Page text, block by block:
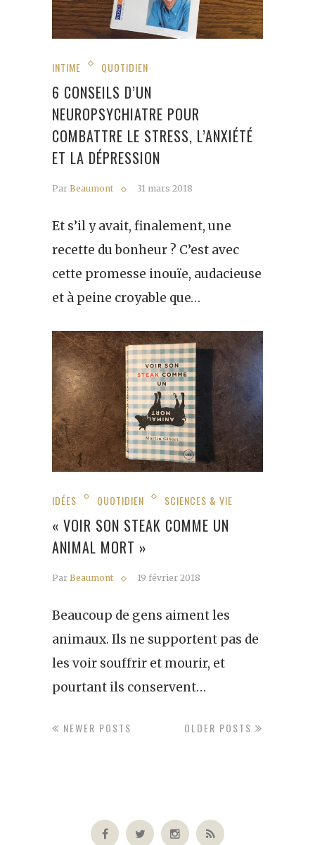
INTIME QUOTIDIEN
6 CONSEILS D’UN
NEUROPSYCHIATRE POUR
COMBATTRE LE STRESS, L’ANXIÉTÉ
ET LA DÉPRESSION
Par Beaumont 31 mars 2018
Et s’il y avait, finalement, une
recette du bonheur ? C’est avec
cette promesse inouïe, audacieuse
et à peine croyable que…
IDÉES QUOTIDIEN SCIENCES & VIE
« VOIR SON STEAK COMME UN
ANIMAL MORT »
Par Beaumont 19 février 2018
Beaucoup de gens aiment les
animaux. Ils ne supportent pas de
les voir souffrir et mourir, et
pourtant ils conservent…
OLDER POSTS
NEWER POSTS